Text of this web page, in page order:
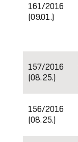
161/2016
(09.01.)
157/2016
(08.25.)
156/2016
(08.25.)